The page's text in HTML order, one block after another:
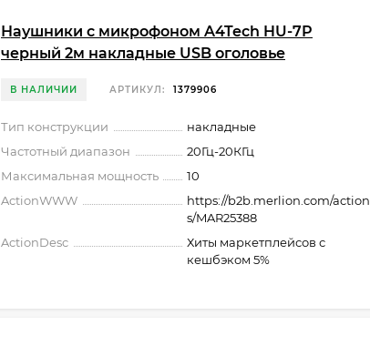
Наушники с микрофоном A4Tech HU-7P
черный 2м накладные USB оголовье
В НАЛИЧИИ АРТИКУЛ: 1379906
Тип конструкции
накладные
Частотный диапазон
20Гц-20КГц
Максимальная мощность
10
ActionWWW
https://b2b.merlion.com/action
s/MAR25388
ActionDesc
Хиты маркетплейсов с
кешбэком 5%